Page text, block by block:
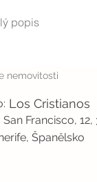
popis
nemovitosti
Los Cristianos
San Francisco,
Španělsko